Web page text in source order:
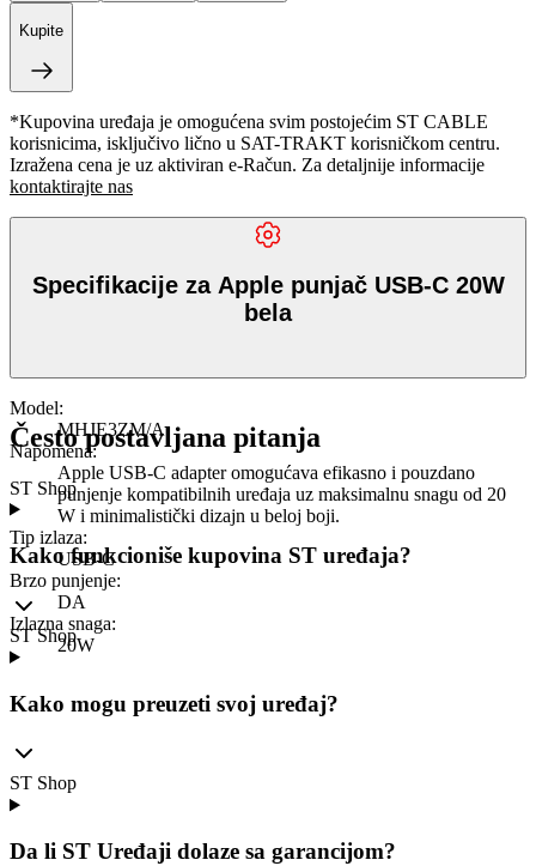
Kupite
*Kupovina uređaja je omogućena svim postojećim ST CABLE
korisnicima, isključivo lično u SAT-TRAKT korisničkom centru.
Izražena cena je uz aktiviran e-Račun. Za detaljnije informacije
kontaktirajte nas
Specifikacije za Apple punjač USB-C 20W
bela
Model:
MHJE3ZM/A
Napomena:
Apple USB-C adapter omogućava efikasno i pouzdano
punjenje kompatibilnih uređaja uz maksimalnu snagu od 20
W i minimalistički dizajn u beloj boji.
Tip izlaza:
USB-C
Brzo punjenje:
DA
Izlazna snaga:
20W
Često postavljana pitanja
ST Shop
Kako funkcioniše kupovina ST uređaja?
ST Shop
Kako mogu preuzeti svoj uređaj?
ST Shop
Da li ST Uređaji dolaze sa garancijom?